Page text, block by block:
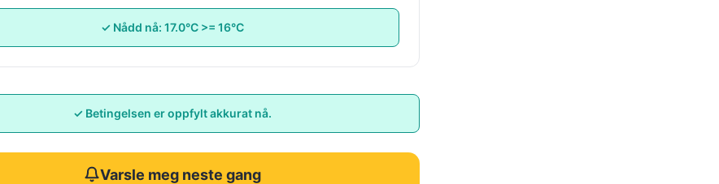
✓ Nådd nå: 17.0°C >= 16°C
✓ Betingelsen er oppfylt akkurat nå.
Varsle meg neste gang